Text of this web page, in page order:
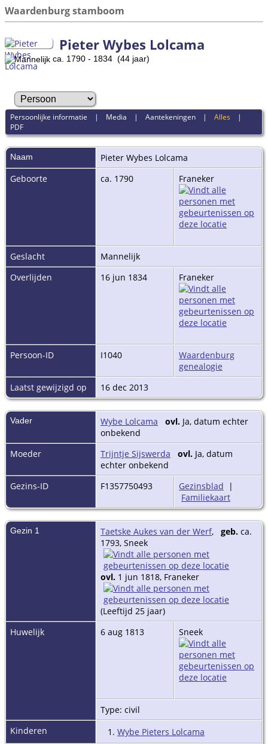
Waardenburg stamboom
Pieter Wybes Lolcama
ca. 1790 - 1834 (44 jaar)
Persoonlijke informatie | Media |Aantekeningen |Alles |
PDF
Naam Pieter Wybes Lolcama
Geboorte
ca. 1790 Franeker
Geslacht
Mannelijk
Overlijden
16 jun 1834 Franeker
Persoon-ID I1040
Waardenburg
genealogie
Laatst gewijzigd op
16 dec 2013
Vader Wybe Lolcama ovl. Ja, datum echter
onbekend
Moeder
Trijntje Sijswerda ovl. Ja, datum
echter onbekend
Gezins-ID
F1357750493 Gezinsblad |
Familiekaart
Gezin 1 Taetske Aukes van der Werf, geb. ca.
1793, Sneek
ovl. 1 jun 1818, Franeker
(Leeftijd 25 jaar)
Huwelijk
6 aug 1813 Sneek
Type: civil
Kinderen
1. Wybe Pieters Lolcama